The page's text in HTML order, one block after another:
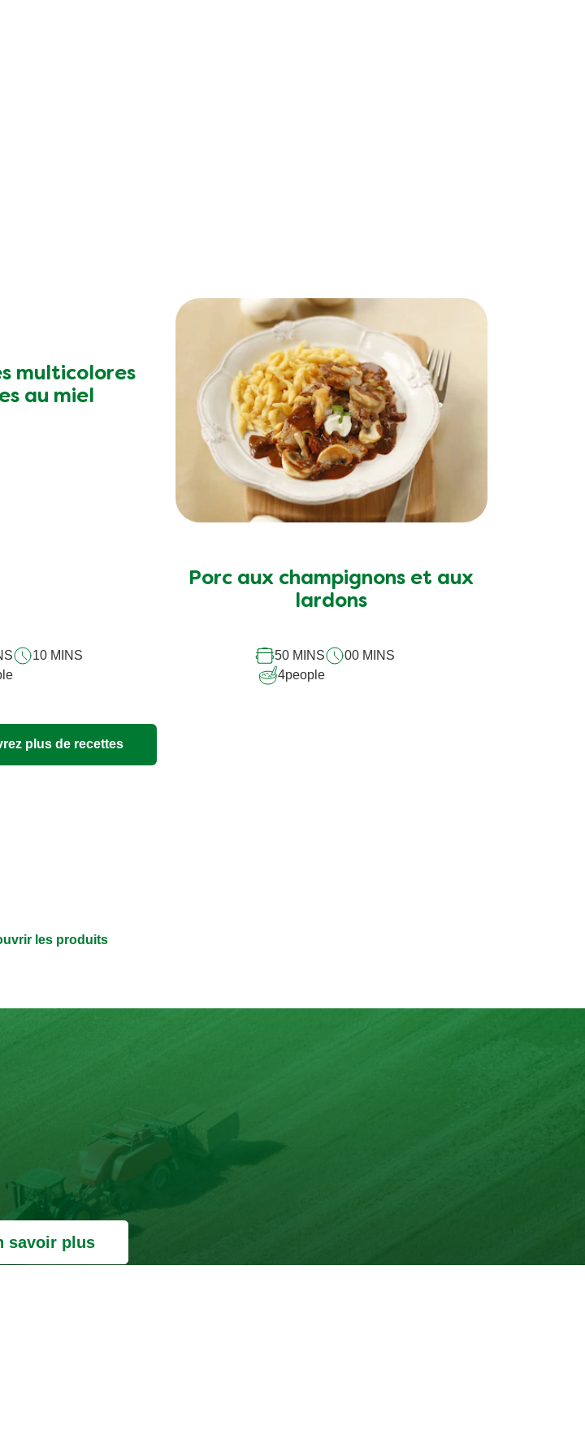
10 MINS
Porc aux champignons et aux
lardons
50 MINS
00 MINS
4people
plus de recettes
ingrédients naturels
– sans additifs et avec 10 ingrédients au maximum.
les produits
savoir plus